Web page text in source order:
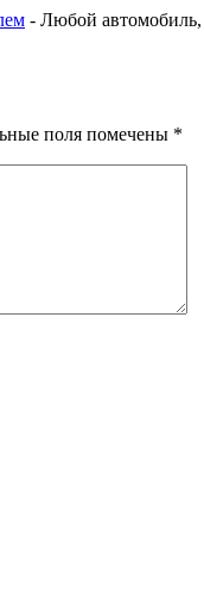
- Любой автомобиль,
поля помечены *